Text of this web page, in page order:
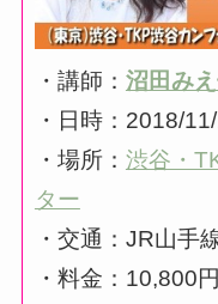
・講師： 沼田み
・日時：2018/
・場所： 渋谷・
ター
・交通：JR山手
・料金：10,800円